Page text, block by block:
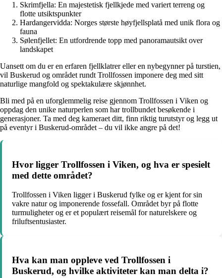
Skrimfjella: En majestetisk fjellkjede med variert terreng og
flotte utsiktspunkter
Hardangervidda: Norges største høyfjellsplatå med unik flora og
fauna
Sølenfjellet: En utfordrende topp med panoramautsikt over
landskapet
Uansett om du er en erfaren fjellklatrer eller en nybegynner på turstien,
vil Buskerud og området rundt Trollfossen imponere deg med sitt
naturlige mangfold og spektakulære skjønnhet.
Bli med på en uforglemmelig reise gjennom Trollfossen i Viken og
oppdag den unike naturperlen som har trollbundet besøkende i
generasjoner. Ta med deg kameraet ditt, finn riktig turutstyr og legg ut
på eventyr i Buskerud-området – du vil ikke angre på det!
Hvor ligger Trollfossen i Viken, og hva er spesielt
med dette området?
Trollfossen i Viken ligger i Buskerud fylke og er kjent for sin
vakre natur og imponerende fossefall. Området byr på flotte
turmuligheter og er et populært reisemål for naturelskere og
friluftsentusiaster.
Hva kan man oppleve ved Trollfossen i
Buskerud, og hvilke aktiviteter kan man delta i?